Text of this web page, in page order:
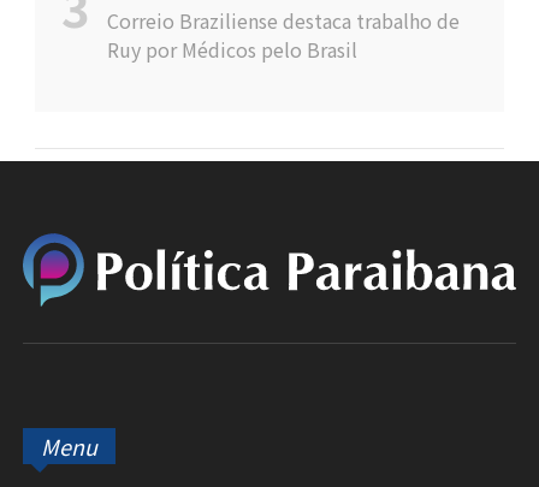
Correio Braziliense destaca trabalho de
Ruy por Médicos pelo Brasil
Menu